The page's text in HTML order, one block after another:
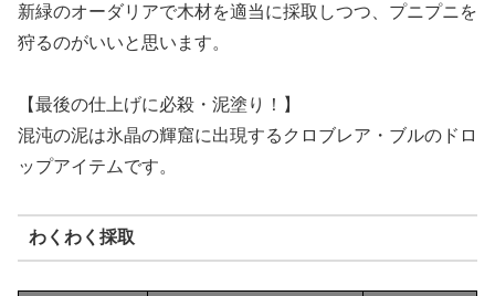
新緑のオーダリアで木材を適当に採取しつつ、プニプニを
狩るのがいいと思います。
【最後の仕上げに必殺・泥塗り！】
混沌の泥は氷晶の輝窟に出現するクロブレア・ブルのドロ
ップアイテムです。
わくわく採取